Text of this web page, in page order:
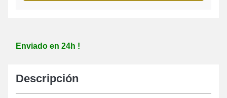
Enviado en 24h !
Descripción